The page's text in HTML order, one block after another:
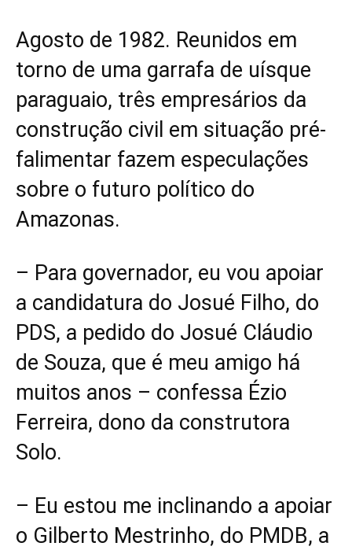
Agosto de 1982. Reunidos em
torno de uma garrafa de uísque
paraguaio, três empresários da
construção civil em situação pré-
falimentar fazem especulações
sobre o futuro político do
Amazonas.
– Para governador, eu vou apoiar
a candidatura do Josué Filho, do
PDS, a pedido do Josué Cláudio
de Souza, que é meu amigo há
muitos anos – confessa Ézio
Ferreira, dono da construtora
Solo.
– Eu estou me inclinando a apoiar
o Gilberto Mestrinho, do PMDB, a